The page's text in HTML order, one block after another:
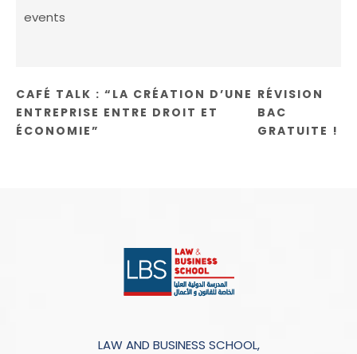
events
CAFÉ TALK : “LA CRÉATION D’UNE
ENTREPRISE ENTRE DROIT ET
ÉCONOMIE”
RÉVISION
BAC
GRATUITE !
LAW AND BUSINESS SCHOOL,